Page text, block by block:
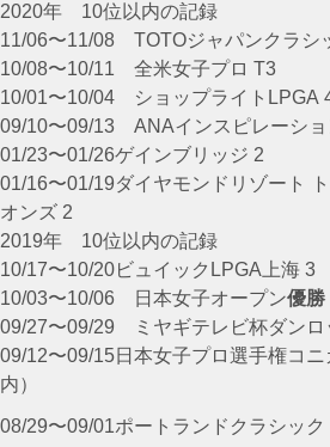
2020年 10位以内の記録
11/06〜11/08 TOTOジャパンクラシ
10/08〜10/11 全米女子プロ T3
10/01〜10/04 ショップライトLPGA
09/10〜09/13 ANAインスピレーショ
01/23〜01/26ゲインブリッジ 2
01/16〜01/19ダイヤモンドリゾート
オンズ 2
2019年 10位以内の記録
10/17〜10/20ビュイックLPGA上海 3
10/03〜10/06 日本女子オープン優勝
09/27〜09/29 ミヤギテレビ杯ダンロ
09/12〜09/15日本女子プロ選手権コ
内）
08/29〜09/01ポートランドクラシック